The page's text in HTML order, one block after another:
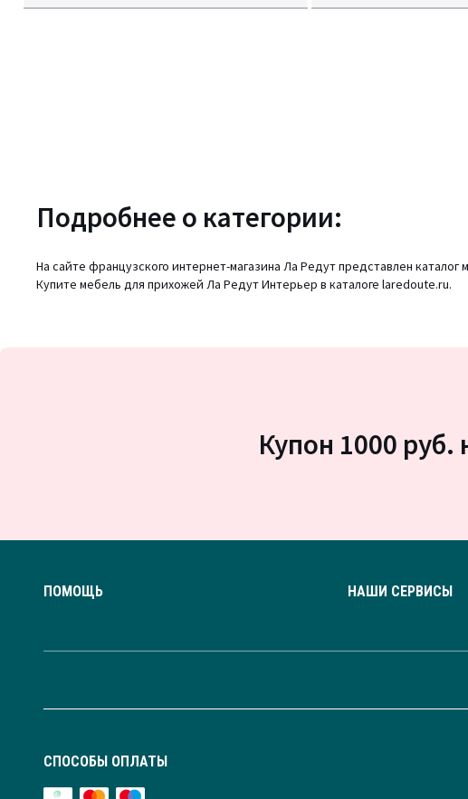
Подробнее о категории:
На сайте французского интернет-магазина Ла Редут представлен
Купите мебель для прихожей Ла Редут Интерьер в каталоге laredoute.ru.
Купон 1000 руб.
ПОМОЩЬ НАШИ СЕРВИСЫ
СПОСОБЫ ОПЛАТЫ